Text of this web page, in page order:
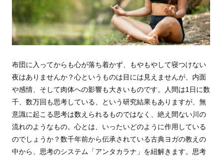
布団に入ってからも心が落ち着かず、もやもやして寝つけない
夜はありませんか？心というものは目には見えませんが、内面
や感情、そして肉体への影響も大きいものです。人間は1日に数
千、数万回も思考している、という研究結果もありますが、無
意識に起こる思考は数えられるものではなく、絶え間ない川の
流れのようなもの。心とは、いったいどのように作用している
のでしょうか？数千年前から伝承されている古典ヨガの教えの
中から、思考のシステム「アンタカラナ」を紐解きます。思考